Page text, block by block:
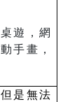
遊，網
手畫，
是無法